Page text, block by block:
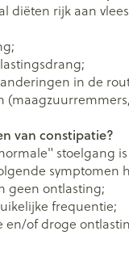
diëten rijk aan
in de
van constipatie?
stoelgang
symptomen
geen ontlasting;
frequentie;
en/of droge